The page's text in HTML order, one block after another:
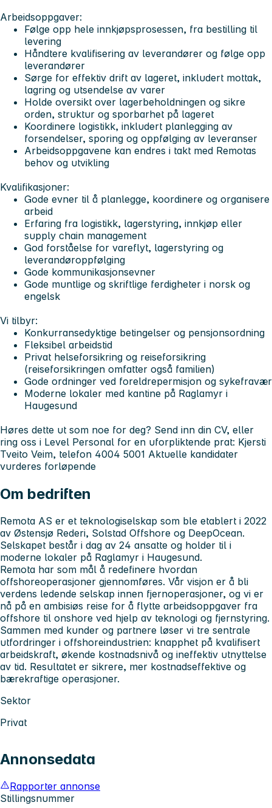
Arbeidsoppgaver:
Følge opp hele innkjøpsprosessen, fra bestilling til
levering
Håndtere kvalifisering av leverandører og følge opp
leverandører
Sørge for effektiv drift av lageret, inkludert mottak,
lagring og utsendelse av varer
Holde oversikt over lagerbeholdningen og sikre
orden, struktur og sporbarhet på lageret
Koordinere logistikk, inkludert planlegging av
forsendelser, sporing og oppfølging av leveranser
Arbeidsoppgavene kan endres i takt med Remotas
behov og utvikling
Kvalifikasjoner:
Gode evner til å planlegge, koordinere og organisere
arbeid
Erfaring fra logistikk, lagerstyring, innkjøp eller
supply chain management
God forståelse for vareflyt, lagerstyring og
leverandøroppfølging
Gode kommunikasjonsevner
Gode muntlige og skriftlige ferdigheter i norsk og
engelsk
Vi tilbyr:
Konkurransedyktige betingelser og pensjonsordning
Fleksibel arbeidstid
Privat helseforsikring og reiseforsikring
(reiseforsikringen omfatter også familien)
Gode ordninger ved foreldrepermisjon og sykefravær
Moderne lokaler med kantine på Raglamyr i
Haugesund
Høres dette ut som noe for deg? Send inn din CV, eller
ring oss i Level Personal for en uforpliktende prat: Kjersti
Tveito Veim, telefon 4004 5001 Aktuelle kandidater
vurderes forløpende
Om bedriften
Remota AS er et teknologiselskap som ble etablert i 2022
av Østensjø Rederi, Solstad Offshore og DeepOcean.
Selskapet består i dag av 24 ansatte og holder til i
moderne lokaler på Raglamyr i Haugesund.
Remota har som mål å redefinere hvordan
offshoreoperasjoner gjennomføres. Vår visjon er å bli
verdens ledende selskap innen fjernoperasjoner, og vi er
nå på en ambisiøs reise for å flytte arbeidsoppgaver fra
offshore til onshore ved hjelp av teknologi og fjernstyring.
Sammen med kunder og partnere løser vi tre sentrale
utfordringer i offshoreindustrien: knapphet på kvalifisert
arbeidskraft, økende kostnadsnivå og ineffektiv utnyttelse
av tid. Resultatet er sikrere, mer kostnadseffektive og
bærekraftige operasjoner.
Sektor
Privat
Annonsedata
Rapporter annonse
Stillingsnummer